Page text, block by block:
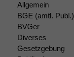
Allgemein
BGE (amtl. Publ.)
BVGer
Diverses
Gesetzgebung